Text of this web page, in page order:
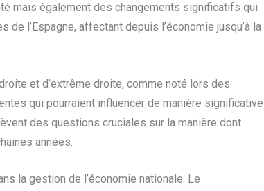
mais également des changements significatifs qui
l’Espagne, affectant depuis l’économie jusqu’à la
et d’extrême droite, comme noté lors des
qui pourraient influencer de manière significative
des questions cruciales sur la manière dont
années.
la gestion de l’économie nationale. Le